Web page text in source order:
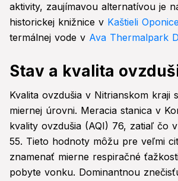
aktivity, zaujímavou alternatívou je
historickej knižnice v Kaštieli Oponice
termálnej vode v Ava Thermalpark
Stav a kvalita
Kvalita ovzdušia v Nitrianskom kraji
miernej úrovni. Meracia stanica v
kvality ovzdušia (AQI) 76, zatiaľ čo
55. Tieto hodnoty môžu pre veľmi
znamenať mierne respiračné
pobyte vonku. Dominantnou